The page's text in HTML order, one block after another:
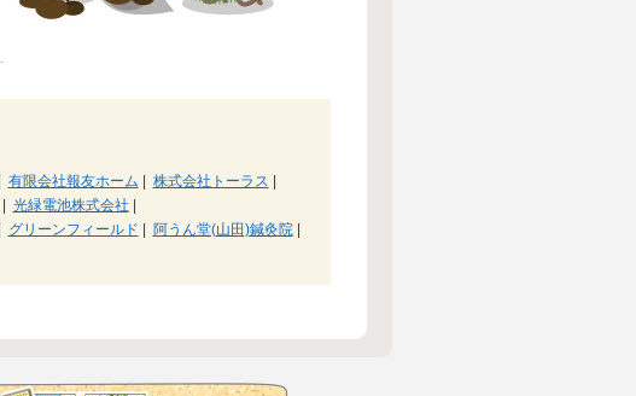
有限会社報友ホーム 株式会社トーラス
光緑電池株式会社
グリーンフィールド 阿うん堂(山田)鍼灸院|